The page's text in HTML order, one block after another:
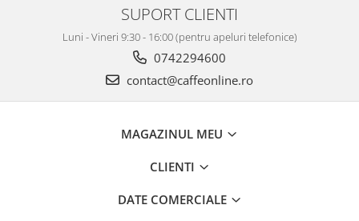
SUPORT CLIENTI
Luni - Vineri 9:30 - 16:00 (pentru apeluri telefonice)
0742294600
contact@caffeonline.ro
MAGAZINUL MEU
CLIENTI
DATE COMERCIALE